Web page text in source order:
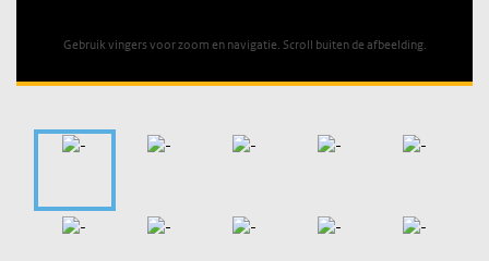
Gebruik vingers voor zoom en navigatie. Scroll buiten de afbeelding.